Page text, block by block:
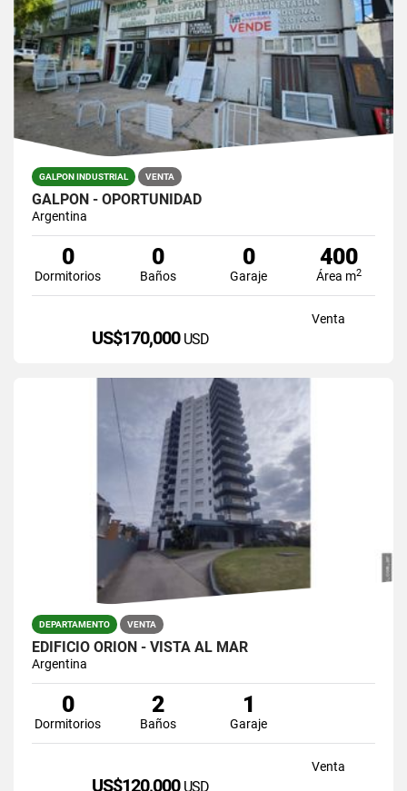
GALPON INDUSTRIAL VENTA
GALPON - OPORTUNIDAD
Argentina
0
Dormitorios
0
Baños
0
Garaje
400
Área m2
Venta
US$170,000 USD
DEPARTAMENTO VENTA
EDIFICIO ORION - VISTA AL MAR
Argentina
0
Dormitorios
2
Baños
1
Garaje
Venta
US$120,000 USD